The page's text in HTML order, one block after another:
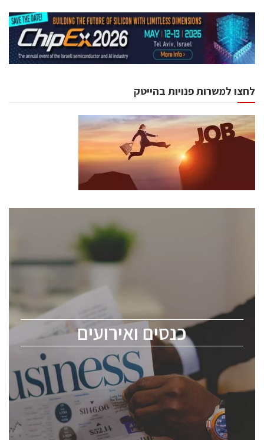
לחצו למשרות פנויות בהייטק
כנסים ואירועים
כנסים ואירועים
לכל העוסקים בתעשיית הסמיקונדקטור כולל מהנדסים,
ChipEx2026 will be held on May 12-13, 2026. The
conference is intended for everyone involved in the
semiconductor industry, including engineers,
professional experts, and senior executives.
לחץ לפרטים